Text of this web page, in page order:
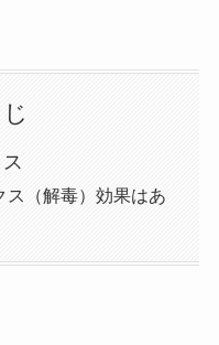
ス（解毒）効果はあ